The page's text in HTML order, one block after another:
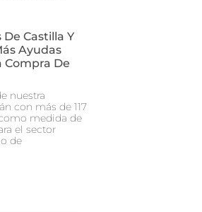
Castilla Y
Ayudas
Compra De
nuestra
con más de 117
medida de
el sector
de